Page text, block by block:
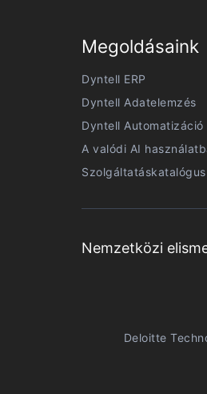
Megoldásaink
Dyntell ERP
Dyntell Adatelemzés
Dyntell Automatizáció
A valódi AI
Szolgáltatáskatalógus
Nemzetközi
Deloitte